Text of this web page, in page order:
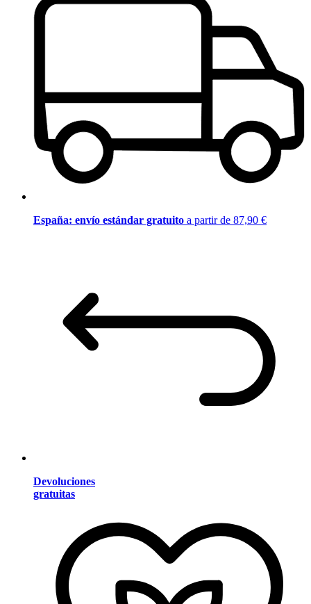
España: envío estándar gratuito a partir de 87,90 €
Devoluciones
gratuitas